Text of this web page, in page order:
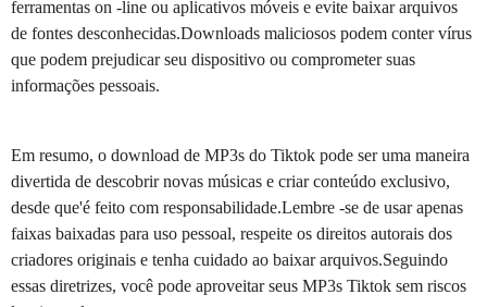
ferramentas on -line ou aplicativos móveis e evite baixar arquivos
de fontes desconhecidas.Downloads maliciosos podem conter vírus
que podem prejudicar seu dispositivo ou comprometer suas
informações pessoais.
Em resumo, o download de MP3s do Tiktok pode ser uma maneira
divertida de descobrir novas músicas e criar conteúdo exclusivo,
desde que'é feito com responsabilidade.Lembre -se de usar apenas
faixas baixadas para uso pessoal, respeite os direitos autorais dos
criadores originais e tenha cuidado ao baixar arquivos.Seguindo
essas diretrizes, você pode aproveitar seus MP3s Tiktok sem riscos